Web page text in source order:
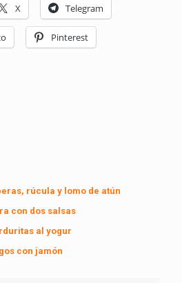
X Telegram
Pinterest
rúcula y lomo de atún
con dos salsas
al yogur
con jamón